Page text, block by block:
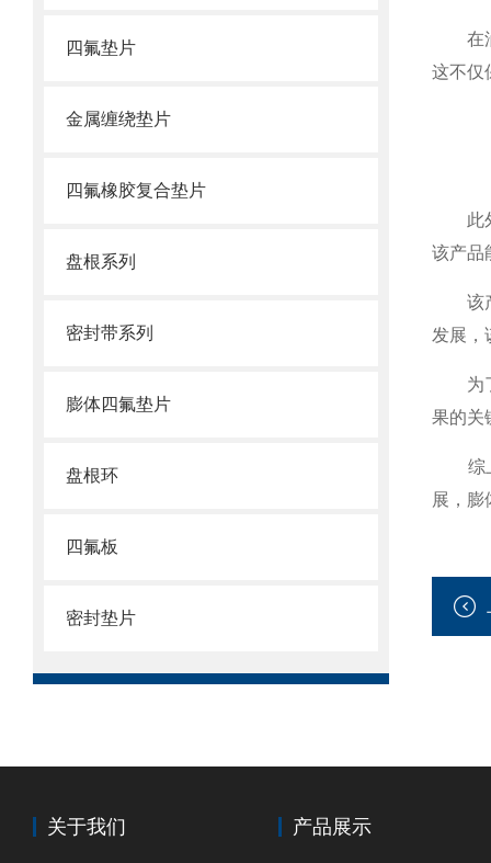
四氟垫片
金属缠绕垫片
四氟橡胶复合垫片
盘根系列
密封带系列
膨体四氟垫片
盘根环
四氟板
密封垫片
在油
这不仅
此外
该产品
该产
发展，
为了
果的关
综
展，膨
关于我们 产品展示